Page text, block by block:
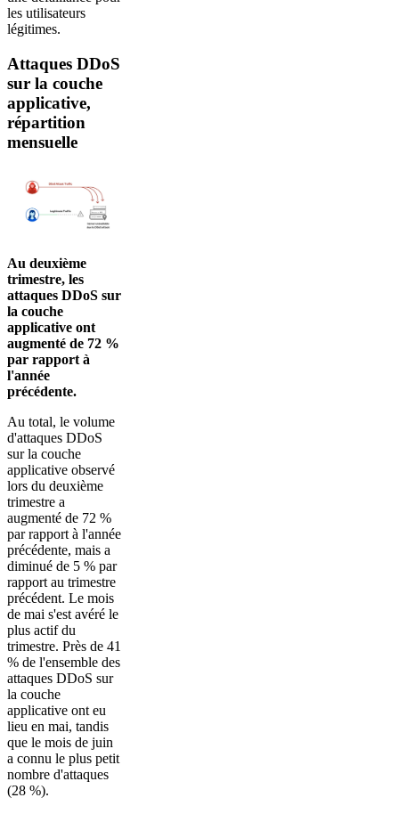
les utilisateurs
légitimes.
Attaques DDoS
sur la couche
applicative,
répartition
mensuelle
Au deuxième
trimestre, les
attaques DDoS sur
la couche
applicative ont
augmenté de 72 %
par rapport à
l'année
précédente.
Au total, le volume
d'attaques DDoS
sur la couche
applicative observé
lors du deuxième
trimestre a
augmenté de 72 %
par rapport à l'année
précédente, mais a
diminué de 5 % par
rapport au trimestre
précédent. Le mois
de mai s'est avéré le
plus actif du
trimestre. Près de 41
% de l'ensemble des
attaques DDoS sur
la couche
applicative ont eu
lieu en mai, tandis
que le mois de juin
a connu le plus petit
nombre d'attaques
(28 %).